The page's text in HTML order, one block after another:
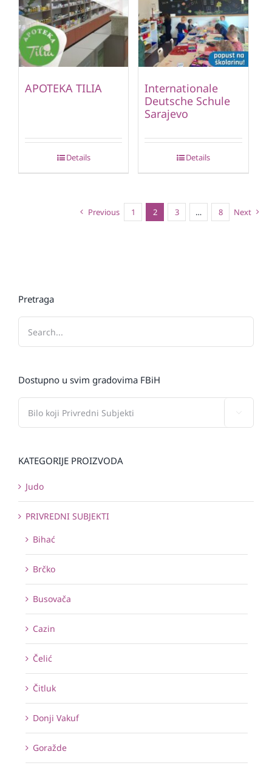
APOTEKA TILIA
Details
Internationale
Deutsche Schule
Sarajevo
Details
Previous 1 2 3 … 8 Next
Pretraga
Dostupno u svim gradovima FBiH
KATEGORIJE PROIZVODA
Judo
PRIVREDNI SUBJEKTI
Bihać
Brčko
Busovača
Cazin
Čelić
Čitluk
Donji Vakuf
Goražde